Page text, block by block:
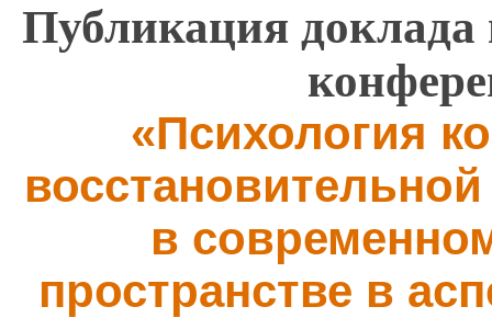
Публикация доклада
«Психология
в
пространстве в